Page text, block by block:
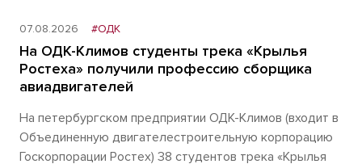
07.08.2026 #ОДК
На ОДК-Климов студенты трека «Крылья
Ростеха» получили профессию сборщика
авиадвигателей
На петербургском предприятии ОДК-Климов (входит в
Объединенную двигателестроительную корпорацию
Госкорпорации Ростех) 38 студентов трека «Крылья